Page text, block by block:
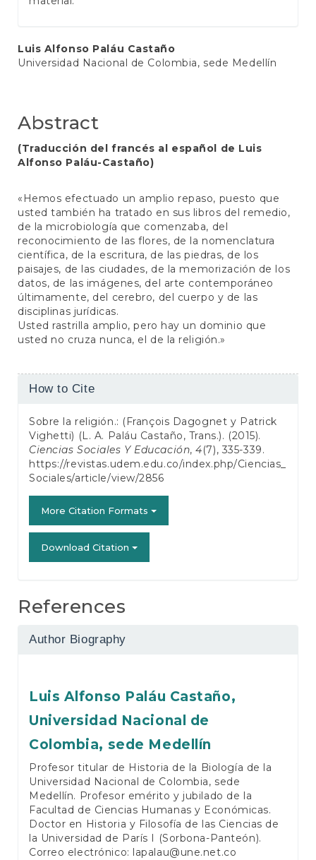
Main
Article
Luis Alfonso Paláu Castaño
Universidad Nacional de Colombia, sede Medellín
Abstract
(Traducción del francés al español de Luis
Alfonso Paláu-Castaño)
«Hemos efectuado un amplio repaso, puesto que
usted también ha tratado en sus libros del remedio,
de la microbiología que comenzaba, del
reconocimiento de las flores, de la nomenclatura
científica, de la escritura, de las piedras, de los
paisajes, de las ciudades, de la memorización de los
datos, de las imágenes, del arte contemporáneo
últimamente, del cerebro, del cuerpo y de las
disciplinas jurídicas.
Usted rastrilla amplio, pero hay un dominio que
usted no cruza nunca, el de la religión.»
Article
How to Cite
Sobre la religión.: (François Dagognet y Patrick
Vighetti) (L. A. Paláu Castaño, Trans.). (2015).
Ciencias Sociales Y Educación,4(7), 335-339.
https://revistas.udem.edu.co/index.php/Ciencias_
Sociales/article/view/2856
More Citation Formats
Download Citation
References
Author Biography
Luis Alfonso Paláu Castaño,
Universidad Nacional de
Colombia, sede Medellín
Profesor titular de Historia de la Biología de la
Universidad Nacional de Colombia, sede
Medellín. Profesor emérito y jubilado de la
Facultad de Ciencias Humanas y Económicas.
Doctor en Historia y Filosofía de las Ciencias de
la Universidad de París I (Sorbona-Panteón).
Correo electrónico: lapalau@une.net.co